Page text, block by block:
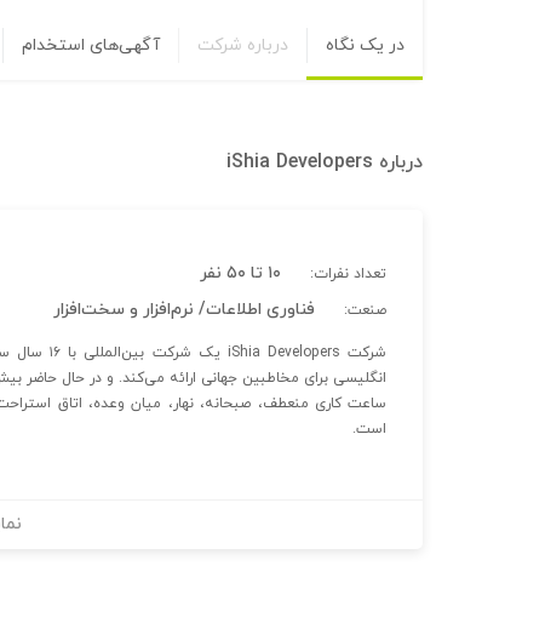
در یک نگاه درباره شرکت آگهی‌های استخدام
درباره iShia Developers
تعداد نفرات: ۱۰ تا ۵۰ نفر
صنعت: فناوری اطلاعات/ نرم‌افزار و سخت‌افزار
انگلیسی برای مخاطبین جهانی ارائه می‌کند. و در حال حاضر
ساعت کاری منعطف، صبحانه، نهار، میان وعده، اتاق
است.